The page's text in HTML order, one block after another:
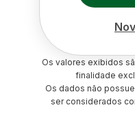
Os valores exibidos
finalidade
Os dados não
ser considerados